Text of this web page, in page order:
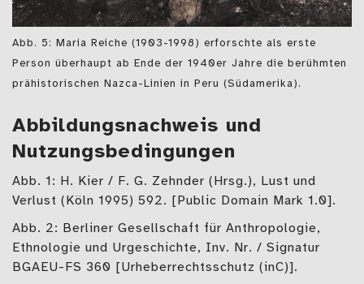
Abb. 5: Maria Reiche (1903-1998) erforschte als erste
Person überhaupt ab Ende der 1940er Jahre die berühmten
prähistorischen Nazca-Linien in Peru (Südamerika).
Abbildungsnachweis und
Nutzungsbedingungen
Abb. 1: H. Kier / F. G. Zehnder (Hrsg.), Lust und
Verlust (Köln 1995) 592. [Public Domain Mark 1.0].
Abb. 2: Berliner Gesellschaft für Anthropologie,
Ethnologie und Urgeschichte, Inv. Nr. / Signatur
BGAEU-FS 360 [Urheberrechtsschutz (inC)].